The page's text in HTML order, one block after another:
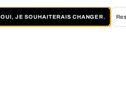
OUI, JE SOUHAITERAIS CHANGER.